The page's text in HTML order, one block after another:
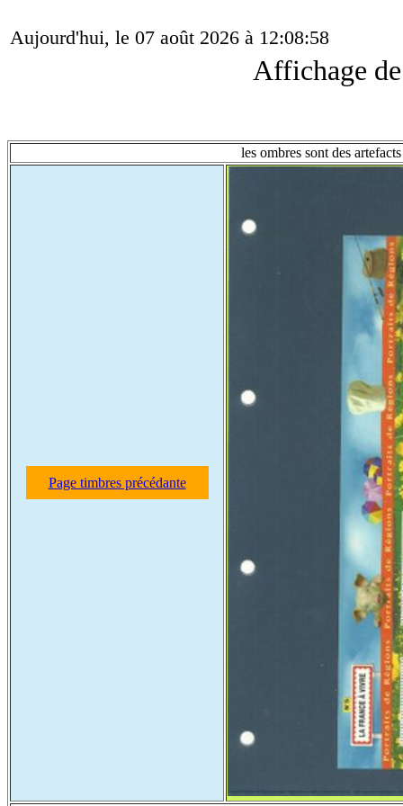
Aujourd'hui, le 07 août 2026 à 12:08:58
Affichage
les ombres sont des
Page timbres précédante